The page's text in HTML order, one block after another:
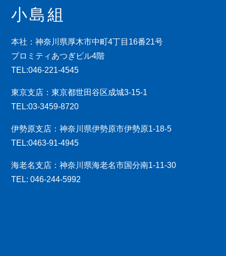
小島組
本社：神奈川県厚木市中町4丁目16番21号
プロミティあつぎビル4階
TEL:046-221-4545
東京支店：東京都世田谷区成城3-15-1
TEL:03-3459-8720
伊勢原支店：神奈川県伊勢原市伊勢原1-18-5
TEL:0463-91-4945
海老名支店：神奈川県海老名市国分南1-11-30
TEL: 046-244-5992